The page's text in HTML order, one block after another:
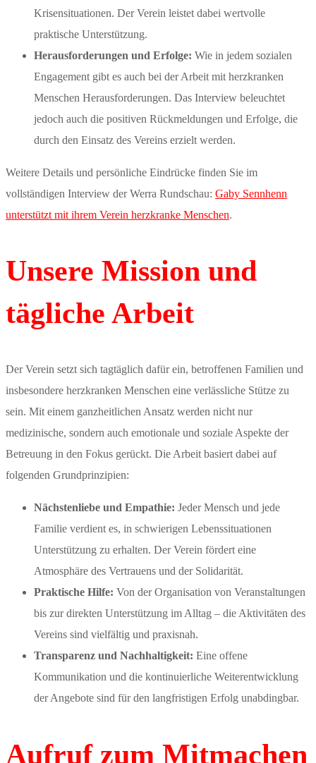
Krisensituationen. Der Verein leistet dabei wertvolle
praktische Unterstützung.
Herausforderungen und Erfolge: Wie in jedem sozialen
Engagement gibt es auch bei der Arbeit mit herzkranken
Menschen Herausforderungen. Das Interview beleuchtet
jedoch auch die positiven Rückmeldungen und Erfolge, die
durch den Einsatz des Vereins erzielt werden.
Weitere Details und persönliche Eindrücke finden Sie im
vollständigen Interview der Werra Rundschau: Gaby Sennhenn
unterstützt mit ihrem Verein herzkranke Menschen.
Unsere Mission und
tägliche Arbeit
Der Verein setzt sich tagtäglich dafür ein, betroffenen Familien und
insbesondere herzkranken Menschen eine verlässliche Stütze zu
sein. Mit einem ganzheitlichen Ansatz werden nicht nur
medizinische, sondern auch emotionale und soziale Aspekte der
Betreuung in den Fokus gerückt. Die Arbeit basiert dabei auf
folgenden Grundprinzipien:
Nächstenliebe und Empathie: Jeder Mensch und jede
Familie verdient es, in schwierigen Lebenssituationen
Unterstützung zu erhalten. Der Verein fördert eine
Atmosphäre des Vertrauens und der Solidarität.
Praktische Hilfe: Von der Organisation von Veranstaltungen
bis zur direkten Unterstützung im Alltag – die Aktivitäten des
Vereins sind vielfältig und praxisnah.
Transparenz und Nachhaltigkeit: Eine offene
Kommunikation und die kontinuierliche Weiterentwicklung
der Angebote sind für den langfristigen Erfolg unabdingbar.
Aufruf zum Mitmachen